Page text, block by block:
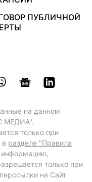
ПУБЛИЧНОЙ
на данном
МЕДИА".
только при
в разделе "Правила
информацию,
только при
на Сайт